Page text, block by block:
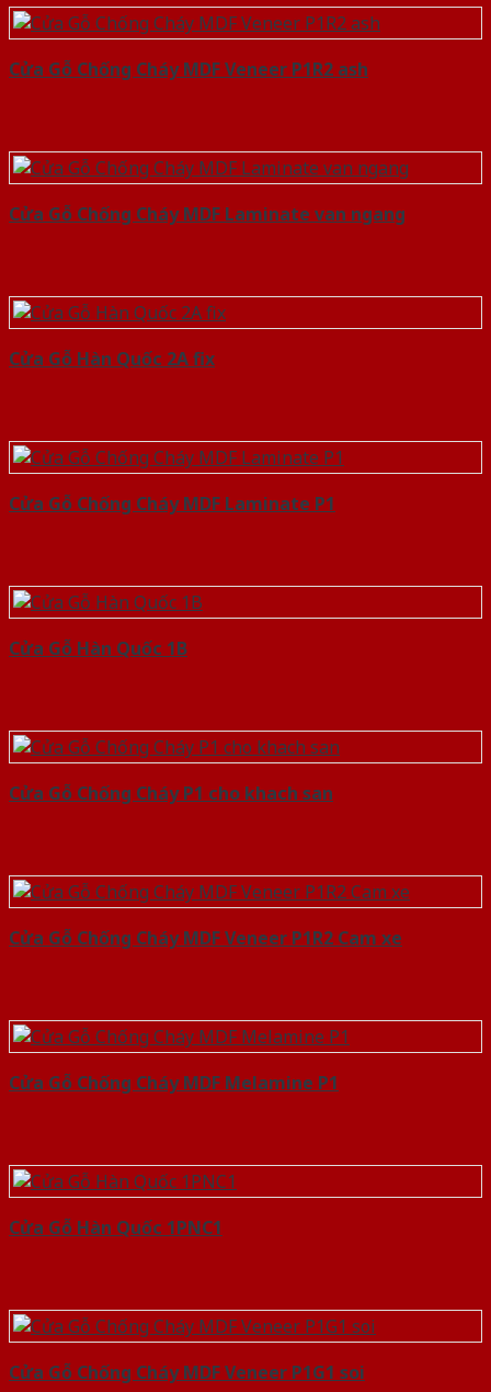
Cửa Gỗ Chống Cháy MDF Veneer P1R2 ash
Cửa Gỗ Chống Cháy MDF Laminate van ngang
Cửa Gỗ Hàn Quốc 2A fix
Cửa Gỗ Chống Cháy MDF Laminate P1
Cửa Gỗ Hàn Quốc 1B
Cửa Gỗ Chống Cháy P1 cho khach san
Cửa Gỗ Chống Cháy MDF Veneer P1R2 Cam xe
Cửa Gỗ Chống Cháy MDF Melamine P1
Cửa Gỗ Hàn Quốc 1PNC1
Cửa Gỗ Chống Cháy MDF Veneer P1G1 soi